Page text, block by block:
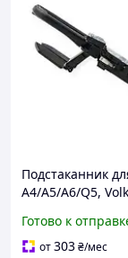
Подстаканник
A4/A5/A6/Q5,
(2003+) (NTY)
Готово к
от303₴/мес